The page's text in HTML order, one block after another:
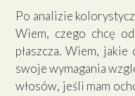
Po analizie
Wiem, czego chcę
płaszcza. Wiem, jakie
swoje wymagania
włosów, jeśli mam